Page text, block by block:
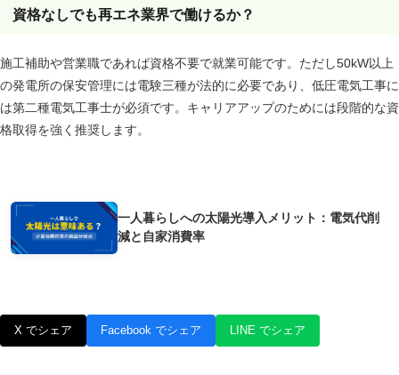
資格なしでも再エネ業界で働けるか？
施工補助や営業職であれば資格不要で就業可能です。ただし50kW以上
の発電所の保安管理には電験三種が法的に必要であり、低圧電気工事に
は第二種電気工事士が必須です。キャリアアップのためには段階的な資
格取得を強く推奨します。
一人暮らしへの太陽光導入メリット：電気代削
減と自家消費率
X でシェア Facebook でシェア LINE でシェア